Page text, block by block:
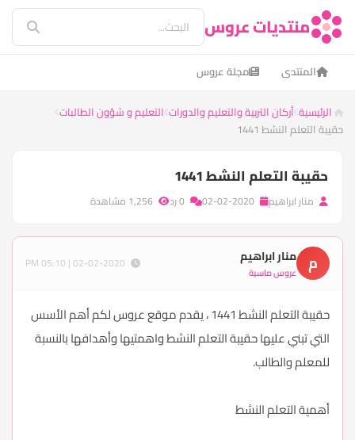
منتديات عروس
المنتدى مجلة عروس
الرئيسية أركان التربية والتعليم والدورات التعليم و شؤون الطالبات
حقيبة التعلم النشط 1441
حقيبة التعلم النشط 1441
منار ابراهيم
م منار ابراهيم
عروس ماسية
حقيبة التعلم النشط 1441 ، يقدم موقع عروس لكم أهم الأسس
التي تبني عليها حقيبة التعلم النشط واهمتيها وأهدافها بالنسبة
للمعلم والطالب.
أهمية التعلم النشط